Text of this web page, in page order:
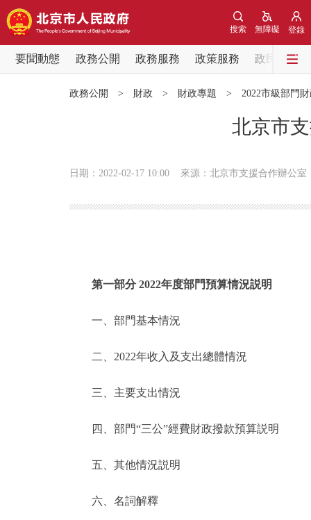
登錄
無障礙
搜索
要聞動態 政務公開 政務服務 政策服務
政民互動
便民服務
仲介服務
政務公開 > 財政 > 財政專題 > 2022市級部門
北京市
日期：2022-02-17 10:00 來源：北京市支援合作辦公室
第一部分 2022年度部門預算情況説明
一、部門基本情況
二、2022年收入及支出總體情況
三、主要支出情況
四、部門“三公”經費財政撥款預算説明
五、其他情況説明
六、名詞解釋